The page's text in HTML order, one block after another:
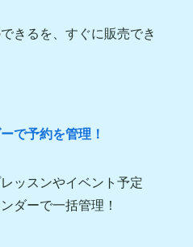
きるを、すぐに販売でき
で予約を管理！
ッスンやイベント予定
ダーで一括管理！